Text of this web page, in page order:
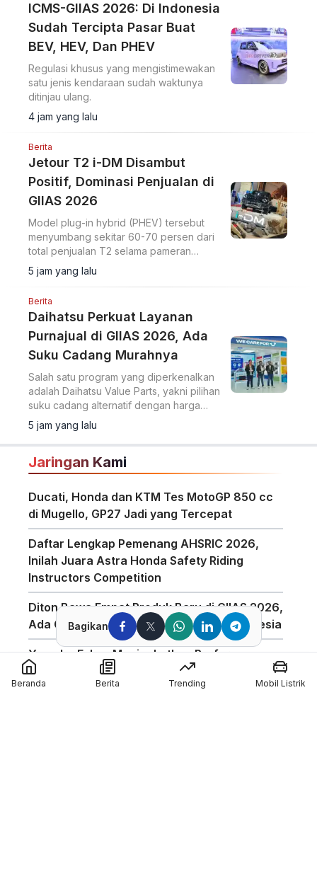
ICMS-GIIAS 2026: Di Indonesia
Sudah Tercipta Pasar Buat
BEV, HEV, Dan PHEV
Regulasi khusus yang mengistimewakan
satu jenis kendaraan sudah waktunya
ditinjau ulang.
4 jam yang lalu
Berita
Jetour T2 i-DM Disambut
Positif, Dominasi Penjualan di
GIIAS 2026
Model plug-in hybrid (PHEV) tersebut
menyumbang sekitar 60-70 persen dari
total penjualan T2 selama pameran
berlangsung.
5 jam yang lalu
Berita
Daihatsu Perkuat Layanan
Purnajual di GIIAS 2026, Ada
Suku Cadang Murahnya
Salah satu program yang diperkenalkan
adalah Daihatsu Value Parts, yakni pilihan
suku cadang alternatif dengan harga
lebih terjangkau.
5 jam yang lalu
Jaringan Kami
Ducati, Honda dan KTM Tes MotoGP 850 cc
di Mugello, GP27 Jadi yang Tercepat
Daftar Lengkap Pemenang AHSRIC 2026,
Inilah Juara Astra Honda Safety Riding
Instructors Competition
Diton Bawa Empat Produk Baru di GIIAS 2026,
Ada Compound Aerosol Pertama di Indonesia
Yamaha Fokus Meningkatkan Performa
Bagian Depan Untuk Motor 850cc
Bagikan
Beranda Berita Trending Mobil Listrik